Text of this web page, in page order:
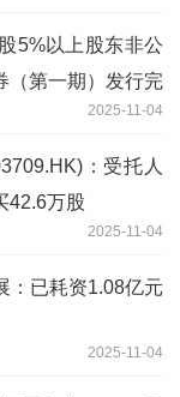
5%以上股东非公
（第一期）发行完
2025-11-04
：受托人
42.6万股
2025-11-04
：已耗资1.08亿元
2025-11-04